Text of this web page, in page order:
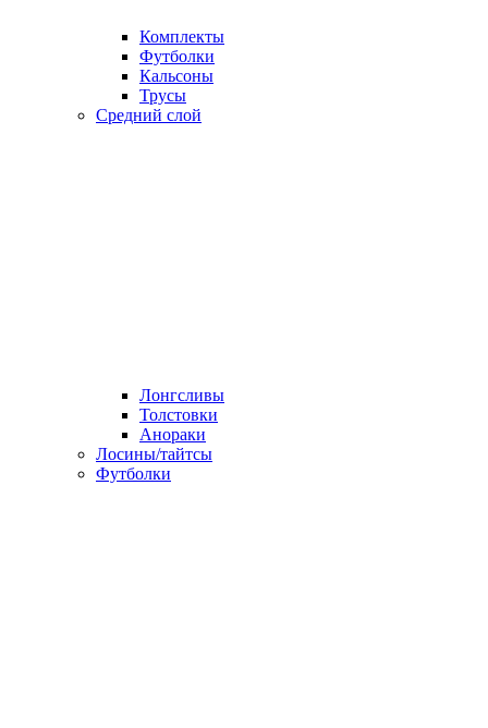
Комплекты
Футболки
Кальсоны
Трусы
Средний слой
Лонгсливы
Толстовки
Анораки
Лосины/тайтсы
Футболки